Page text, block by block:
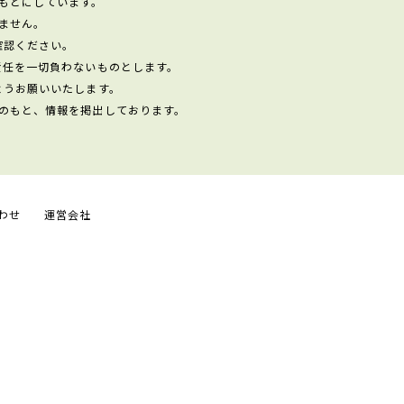
ん。
ください。
を一切負わないものとします。
お願いいたします。
と、情報を掲出しております。
せ 運営会社